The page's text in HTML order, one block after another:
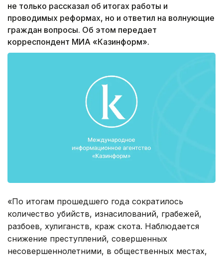
не только рассказал об итогах работы и
проводимых реформах, но и ответил на волнующие
граждан вопросы. Об этом передает
корреспондент МИА «Казинформ».
«По итогам прошедшего года сократилось
количество убийств, изнасилований, грабежей,
разбоев, хулиганств, краж скота. Наблюдается
снижение преступлений, совершенных
несовершеннолетними, в общественных местах,